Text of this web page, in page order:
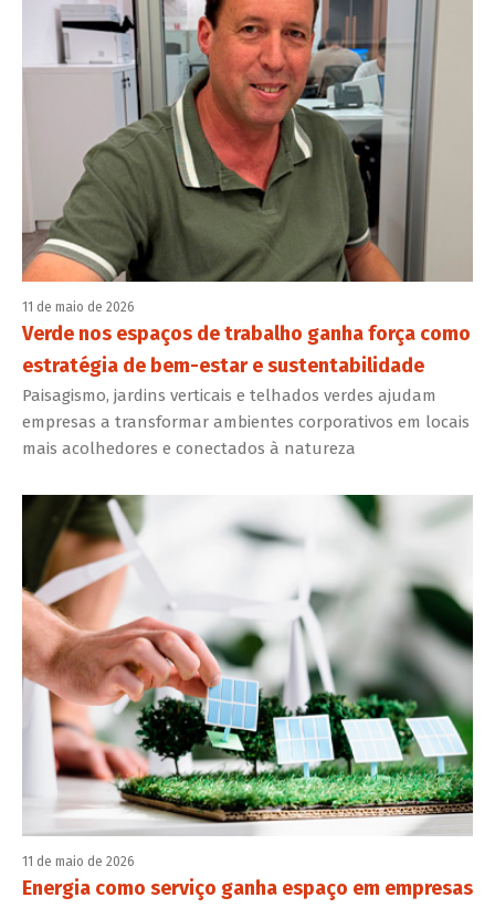
11 de maio de 2026
Verde nos espaços de trabalho ganha força como
estratégia de bem-estar e sustentabilidade
Paisagismo, jardins verticais e telhados verdes ajudam
empresas a transformar ambientes corporativos em locais
mais acolhedores e conectados à natureza
11 de maio de 2026
Energia como serviço ganha espaço em empresas